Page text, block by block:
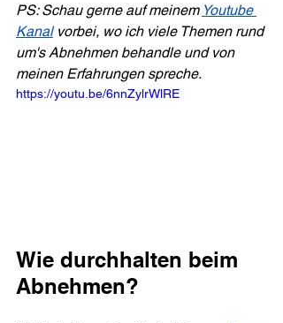
PS: Schau gerne auf meinem Youtube
Kanal vorbei, wo ich viele Themen rund
um's Abnehmen behandle und von
meinen Erfahrungen spreche.
https://youtu.be/6nnZylrWlRE
Wie durchhalten beim
Abnehmen?